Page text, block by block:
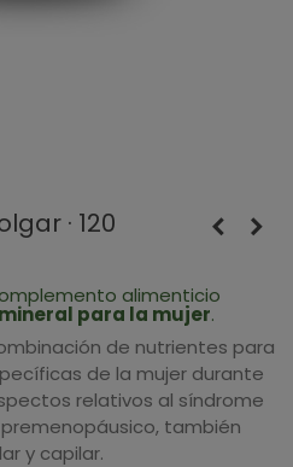
· 120
alimenticio
para la mujer.
de nutrientes para
de la mujer durante
relativos al síndrome
también
y capilar.